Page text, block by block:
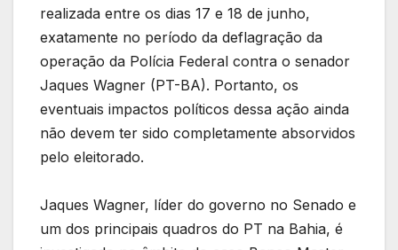
realizada entre os dias 17 e 18 de junho,
exatamente no período da deflagração da
operação da Polícia Federal contra o senador
Jaques Wagner (PT-BA). Portanto, os
eventuais impactos políticos dessa ação ainda
não devem ter sido completamente absorvidos
pelo eleitorado.
Jaques Wagner, líder do governo no Senado e
um dos principais quadros do PT na Bahia, é